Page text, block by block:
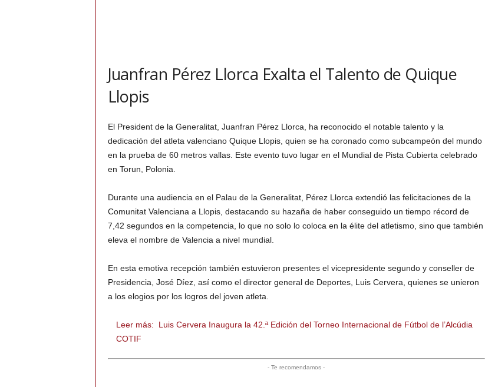
Juanfran Pérez Llorca Exalta el Talento de Quique
Llopis
El President de la Generalitat, Juanfran Pérez Llorca, ha reconocido el notable talento y la
dedicación del atleta valenciano Quique Llopis, quien se ha coronado como subcampeón del mundo
en la prueba de 60 metros vallas. Este evento tuvo lugar en el Mundial de Pista Cubierta celebrado
en Torun, Polonia.
Durante una audiencia en el Palau de la Generalitat, Pérez Llorca extendió las felicitaciones de la
Comunitat Valenciana a Llopis, destacando su hazaña de haber conseguido un tiempo récord de
7,42 segundos en la competencia, lo que no solo lo coloca en la élite del atletismo, sino que también
eleva el nombre de Valencia a nivel mundial.
En esta emotiva recepción también estuvieron presentes el vicepresidente segundo y conseller de
Presidencia, José Díez, así como el director general de Deportes, Luis Cervera, quienes se unieron
a los elogios por los logros del joven atleta.
Leer más:
Luis Cervera Inaugura la 42.ª Edición del Torneo Internacional de Fútbol de l’Alcúdia
COTIF
- Te recomendamos -